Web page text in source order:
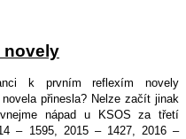
novely
k prvním reflexím novely
přinesla? Nelze začít jinak
nápad u KSOS za třetí
– 1595, 2015 – 1427, 2016 –